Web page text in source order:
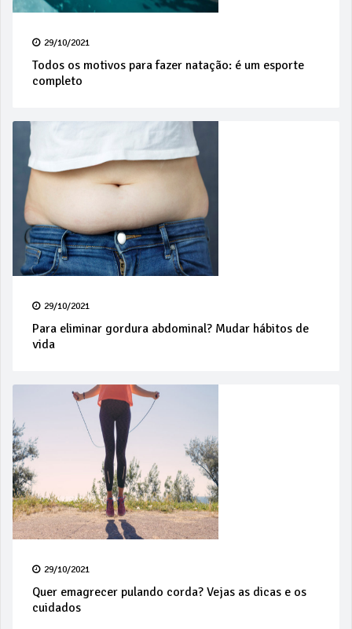
29/10/2021
Todos os motivos para fazer natação: é um esporte
completo
29/10/2021
Para eliminar gordura abdominal? Mudar hábitos de
vida
29/10/2021
Quer emagrecer pulando corda? Vejas as dicas e os
cuidados